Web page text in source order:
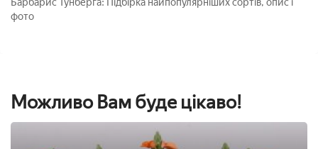
фото
Можливо Вам буде цікаво!